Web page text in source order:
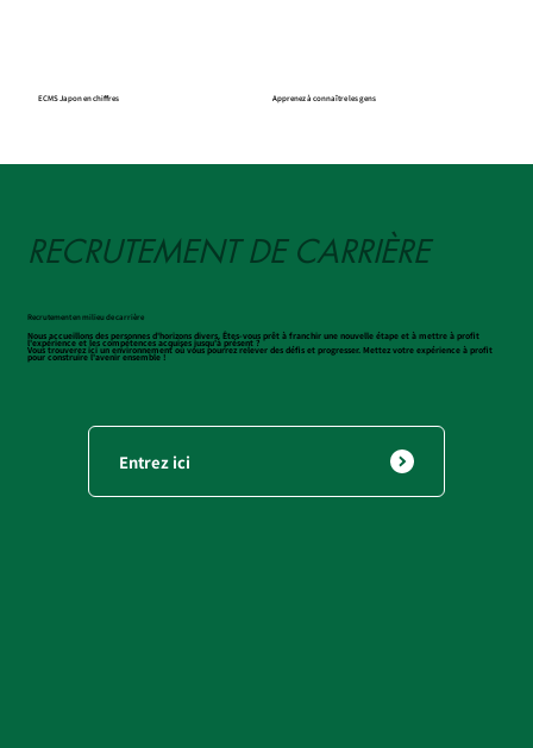
RECRUTEMENT DE CARRIÈRE
Recrutement en milieu de carrière
Nous accueillons des personnes d'horizons divers. Êtes-vous prêt à franchir une nouvelle étape et à mettre à profit
l'expérience et les compétences acquises jusqu'à présent ?
Vous trouverez ici un environnement où vous pourrez relever des défis et progresser. Mettez votre expérience à profit
pour construire l'avenir ensemble !
Entrez ici
ECMS Japon en chiffres Apprenez à connaître les gens